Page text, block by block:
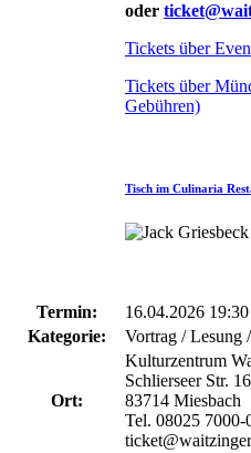
oder
Tickets über
Tickets über
Gebühren)
Tisch im Culinaria
Termin:
16.04.2026
Kategorie:
Vortrag / Lesung
Ort:
Kulturzentrum
Schlierseer Str. 16
83714 Miesbach
Tel. 08025 7000-